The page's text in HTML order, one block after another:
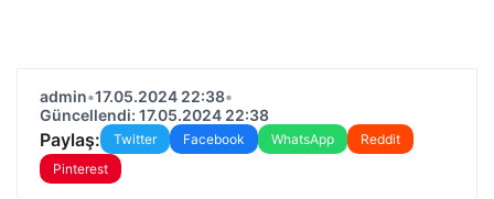
admin•17.05.2024 22:38•
Güncellendi: 17.05.2024 22:38
Paylaş: Twitter Facebook WhatsApp
Reddit
Pinterest